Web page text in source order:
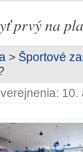
prvý na
> Športové
10.